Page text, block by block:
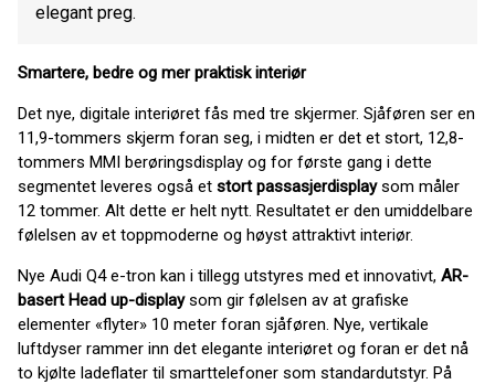
elegant preg.
Smartere, bedre og mer praktisk interiør
Det nye, digitale interiøret fås med tre skjermer. Sjåføren ser en
11,9-tommers skjerm foran seg, i midten er det et stort, 12,8-
tommers MMI berøringsdisplay og for første gang i dette
segmentet leveres også et stort passasjerdisplaysom måler
12 tommer. Alt dette er helt nytt. Resultatet er den umiddelbare
følelsen av et toppmoderne og høyst attraktivt interiør.
Nye Audi Q4 e-tron kan i tillegg utstyres med et innovativt, AR-
basert Head up-displaysom gir følelsen av at grafiske
elementer «flyter» 10 meter foran sjåføren. Nye, vertikale
luftdyser rammer inn det elegante interiøret og foran er det nå
to kjølte ladeflater til smarttelefoner som standardutstyr. På